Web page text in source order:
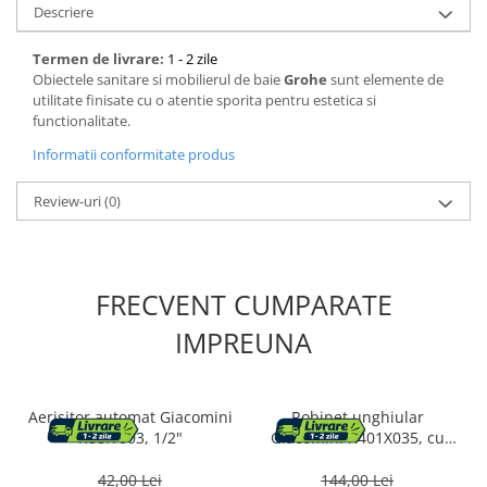
Mobila bucatarie
Dulapuri si rafturi depozitare
Mese bucatarie si living
Vase & ustensile pentru gatit
Tavi
Descriere
Termen de livrare: 1 - 2 zile
Obiectele sanitare si mobilierul de baieGrohe sunt elemente de
utilitate finisate cu o atentie sporita pentru estetica si
functionalitate.
Informatii conformitate produs
Review-uri(0)
FRECVENT CUMPARATE
IMPREUNA
Aerisitor automat Giacomini
R88IY003, 1/2"
42,00 Lei
Robinet unghiular
Giacomini R401X035, cu
racord teava fier, alama
144,00 Lei